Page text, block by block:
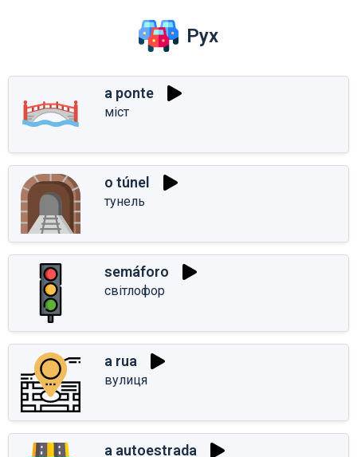
Рух
a ponte
міст
o túnel
тунель
semáforo
світлофор
a rua
вулиця
a autoestrada